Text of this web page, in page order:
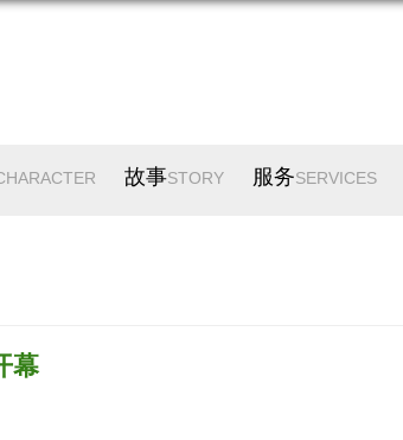
故事STORY 服务SERVICES
幕